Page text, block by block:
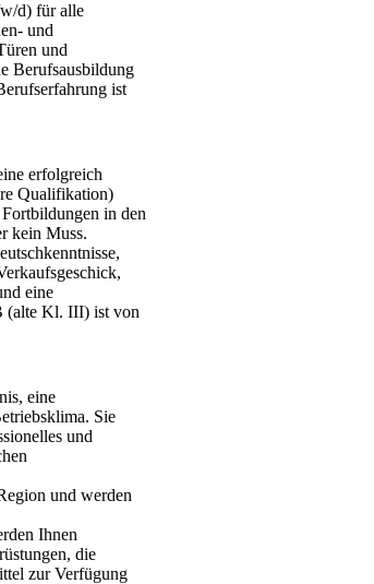
d) für alle
und
und
Berufsausbildung
ist
erfolgreich
Qualifikation)
in den
kein Muss.
eine
(alte Kl. III) ist von
eine
Sie
und
und werden
Ihnen
die
zur Verfügung